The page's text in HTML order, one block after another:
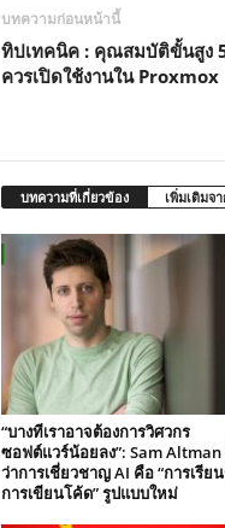
บทความก่อนหน้านี้
ทิปเทคนิค : คุณสมบัติขั้นสูง
ควรเปิดใช้งานใน Proxmox
บทความที่เกี่ยวข้อง เพิ่มเติมจ
“บางทีเราอาจต้องการวิศวกร
ซอฟต์แวร์น้อยลง”: Sam Altman
ว่าการเชี่ยวชาญ AI คือ “การเรีย
การเขียนโค้ด” รูปแบบใหม่